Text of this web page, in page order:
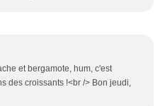
et bergamote, hum, c'est
des croissants !<br /> Bon jeudi,